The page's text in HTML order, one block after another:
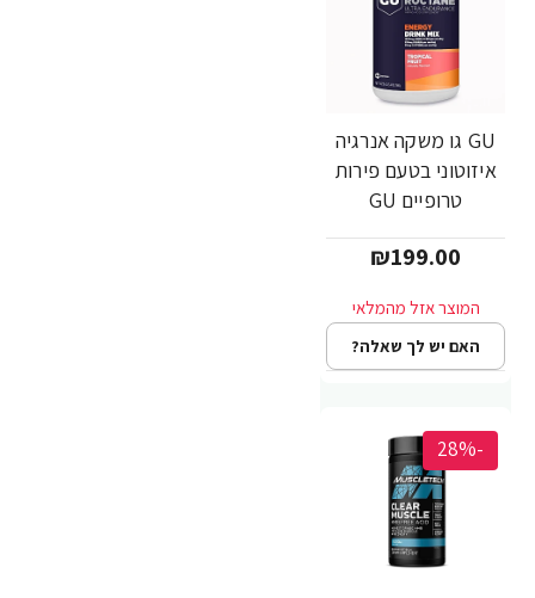
GU גו משקה אנרגיה
איזוטוני בטעם פירות
טרופיים GU
1560 גרם
₪199.00
האם יש לך שאלה?
-28%